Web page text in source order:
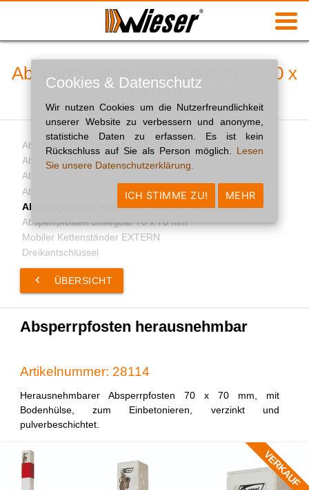
Absperrpfosten herausnehmbar 70 x
70 mm
Absperrpfosten zur Fixmontage Ø 60 mm
Absperrpfosten umlegbar Ø 60 mm
Absperrpfosten überfahrbar Ø 80 mm
Absperrpfosten zur Fixmontage 70 x 70 mm
Absperrpfosten herausnehmbar 70 x 70 mm
Absperrpfosten umlegbar 70 x 70 mm
Mobiler Kettenständer EXTERN
Dreikantschlüssel
ÜBERSICHT
keyboard_arrow_left
Absperrpfosten herausnehmbar
Artikelnummer: 28114
Herausnehmbarer Absperrpfosten 70 x 70 mm, mit
Bodenhülse, zum Einbetonieren, verzinkt und
pulverbeschichtet.
VERKAUF
Cookies & Datenschutz
Wir nutzen Cookies um die Nutzerfreundlichkeit
unserer Website zu verbessern und anonyme,
statistiche Daten zu erfassen. Es ist kein
Rückschluss auf Sie als Person möglich. Lesen
Sie unsere Datenschutzerklärung.
ICH STIMME ZU! MEHR